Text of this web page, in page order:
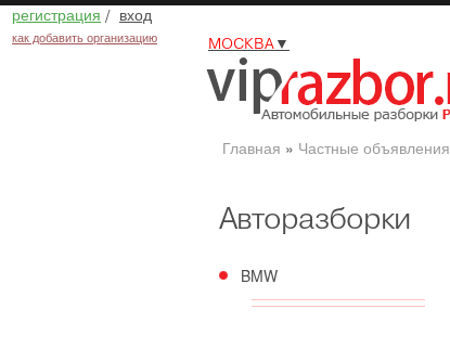
регистрация / вход
как добавить организацию МОСКВА▼
Главная » Частные объявления
Авторазборки
BMW